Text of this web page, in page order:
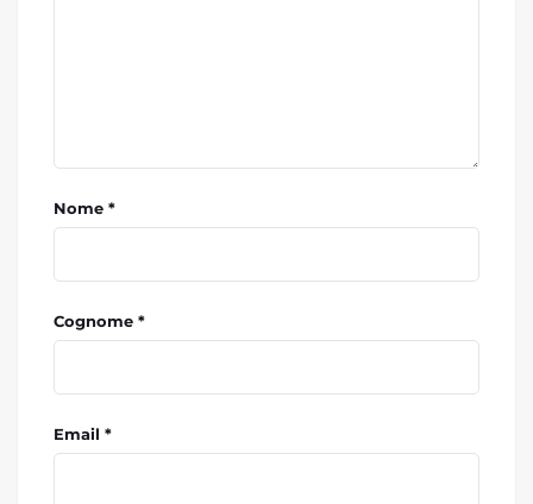
Nome *
Cognome *
Email *